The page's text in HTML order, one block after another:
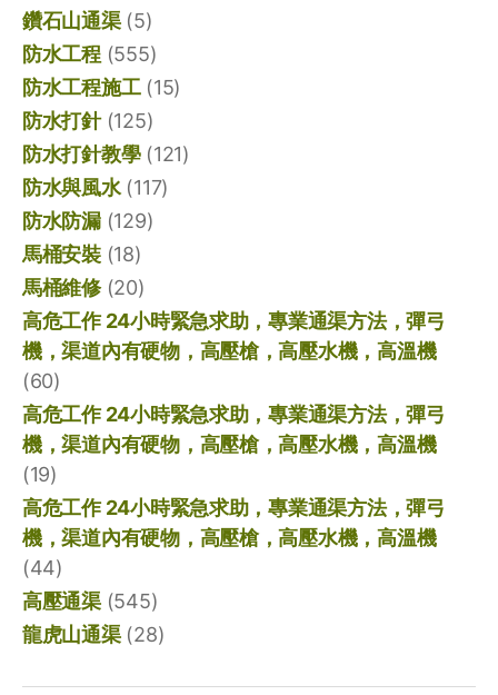
鑽石山通渠(5)
防水工程(555)
防水工程施工(15)
防水打針(125)
防水打針教學(121)
防水與風水(117)
防水防漏(129)
馬桶安裝(18)
馬桶維修(20)
高危工作 24小時緊急求助，專業通渠方法，彈弓
機，渠道內有硬物，高壓槍，高壓水機，高溫機
(60)
高危工作 24小時緊急求助，專業通渠方法，彈弓
機，渠道內有硬物，高壓槍，高壓水機，高溫機
(19)
高危工作 24小時緊急求助，專業通渠方法，彈弓
機，渠道內有硬物，高壓槍，高壓水機，高溫機
(44)
高壓通渠(545)
龍虎山通渠(28)